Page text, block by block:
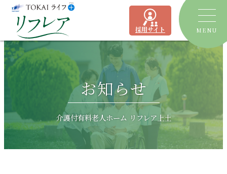
採用サイト MENU
トピックス
デイサービス
ショートステイ リフレア聖一色
有料老人ホーム リフレア上土
お知らせ
介護付有料老人ホーム リフレア上土